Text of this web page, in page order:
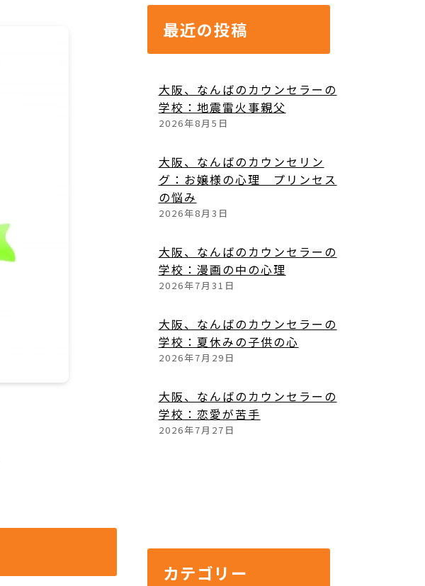
最近の投稿
大阪、なんばのカウンセラーの
学校：地震雷火事親父
2026年8月5日
大阪、なんばのカウンセリン
グ：お嬢様の心理 プリンセス
の悩み
2026年8月3日
大阪、なんばのカウンセラーの
学校：漫画の中の心理
2026年7月31日
大阪、なんばのカウンセラーの
学校：夏休みの子供の心
2026年7月29日
大阪、なんばのカウンセラーの
学校：恋愛が苦手
2026年7月27日
カテゴリー